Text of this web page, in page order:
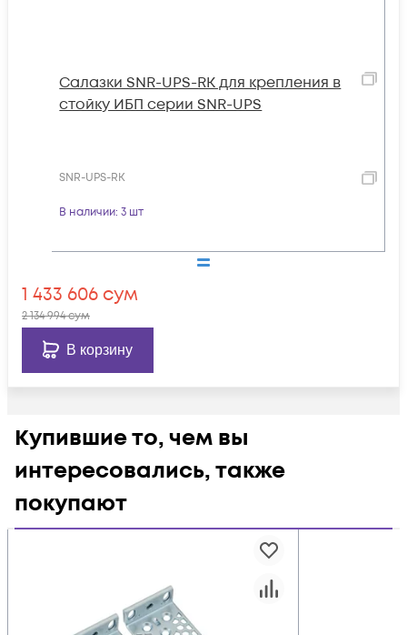
Салазки SNR-UPS-RK для крепления в
стойку ИБП серии SNR-UPS
SNR-UPS-RK
В наличии: 3 шт
1 433 606 сум
2 134 994сум
В корзину
Купившие то, чем вы
интересовались, также
покупают